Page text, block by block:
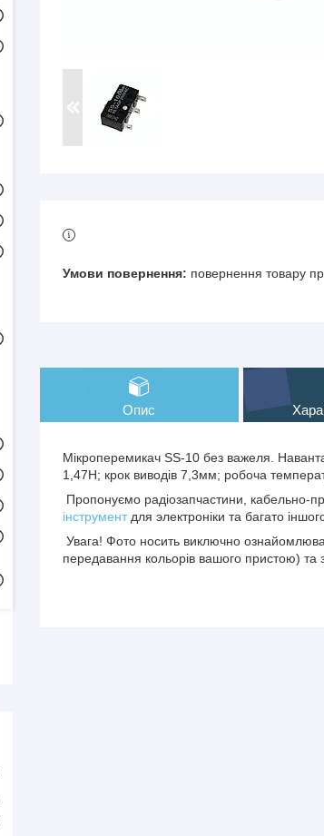
повернення товару
Опис
Мікроперемикач SS-10 без важеля.
1,47Н; крок виводів 7,3мм; робоча
Пропонуємо радіозапчастини, кабельно-
інструментдля электроніки та багато
Увага! Фото носить виключно
передавання кольорів вашого пристою) та